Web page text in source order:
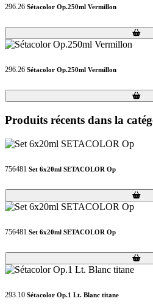
296.26 Sétacolor Op.250ml Vermillon
Loading...
Loading...
296.26 Sétacolor Op.250ml Vermillon
Loading...
Loading...
Produits récents dans la
756481 Set 6x20ml SETACOLOR Op
Loading...
Loading...
756481 Set 6x20ml SETACOLOR Op
Loading...
Loading...
293.10 Sétacolor Op.1 Lt. Blanc titane